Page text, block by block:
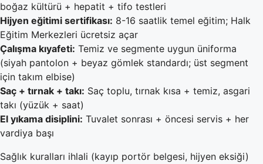
boğaz kültürü + hepatit + tifo testleri
Hijyen eğitimi sertifikası: 8-16 saatlik temel eğitim; Halk
Eğitim Merkezleri ücretsiz açar
Çalışma kıyafeti: Temiz ve segmente uygun üniforma
(siyah pantolon + beyaz gömlek standardı; üst segment
için takım elbise)
Saç + tırnak + takı: Saç toplu, tırnak kısa + temiz, asgari
takı (yüzük + saat)
El yıkama disiplini: Tuvalet sonrası + öncesi servis + her
vardiya başı
Sağlık kuralları ihlali (kayıp portör belgesi, hijyen eksiği)